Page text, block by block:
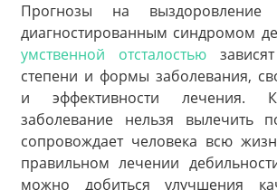
Прогнозы на выздоровление
диагностированным синдромом
умственной отсталостью
степени и формы заболевания,
и эффективности лечения.
заболевание нельзя вылечить
сопровождает человека всю
правильном лечении
можно добиться улучшения